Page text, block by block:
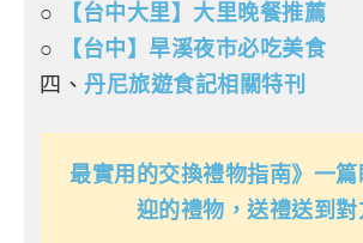
○
【台中大里】大里晚餐推薦
○
【台中】旱溪夜市必吃美食
四、 丹尼旅遊食記相關特刊
最實用的交換禮物指南》一
迎的禮物，送禮送到對